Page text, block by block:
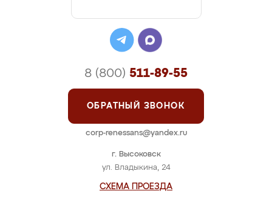
г. Высоковск
ул. Владыкина, 24
СХЕМА ПРОЕЗДА
8 (800) 511-89-55
ОБРАТНЫЙ ЗВОНОК
corp-renessans@yandex.ru